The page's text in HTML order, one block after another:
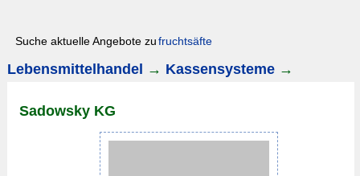
Suche aktuelle Angebote zufruchtsäfte
Lebensmittelhandel → Kassensysteme →
Sadowsky KG